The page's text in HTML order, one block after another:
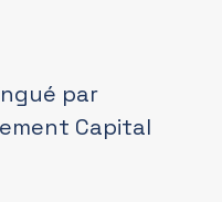
par
Capital